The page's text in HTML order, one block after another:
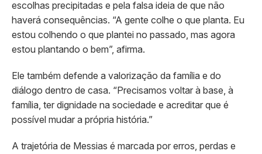
escolhas precipitadas e pela falsa ideia de que não
haverá consequências. “A gente colhe o que planta. Eu
estou colhendo o que plantei no passado, mas agora
estou plantando o bem”, afirma.
Ele também defende a valorização da família e do
diálogo dentro de casa. “Precisamos voltar à base, à
família, ter dignidade na sociedade e acreditar que é
possível mudar a própria história.”
A trajetória de Messias é marcada por erros, perdas e